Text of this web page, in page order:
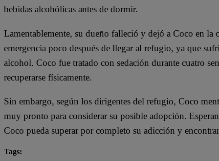
bebidas alcohólicas antes de dormir.
Lamentablemente, su dueño falleció y dejó a Coco en
emergencia poco después de llegar al refugio, ya que
alcohol. Coco fue tratado con sedación durante cuatro
recuperarse físicamente.
Sin embargo, según los dirigentes del refugio, Coco
muy pronto para considerar su posible adopción.
Coco pueda superar por completo su adicción y
Tags: